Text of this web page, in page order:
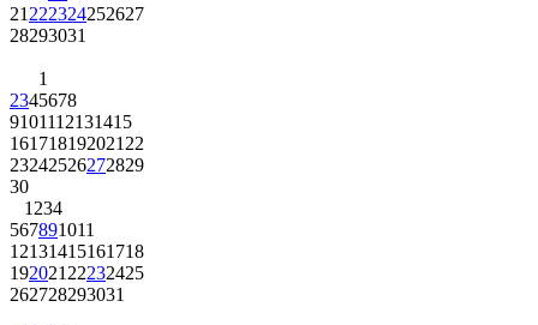
21 222324252627
28293031
1
2345678
9101112131415
161718192021 22
23242526272829
30
1 234
567891011
12131415161718
192021 22232425
262728293031